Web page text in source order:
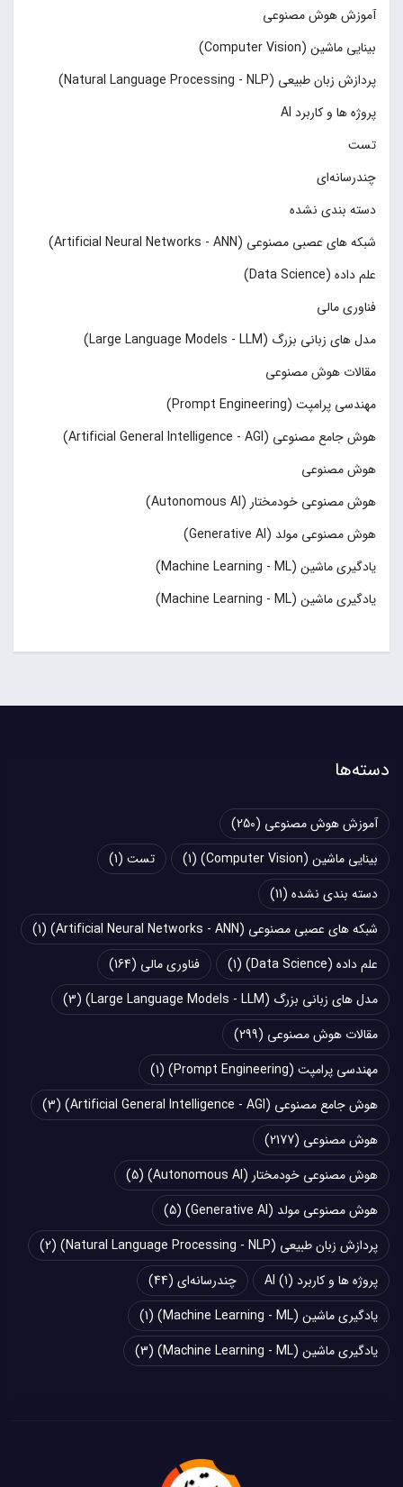
آموزش هوش مصنوعی
بینایی ماشین (Computer Vision)
پردازش زبان طبیعی (Natural Language Processing - NLP)
پروژه ها و کاربرد AI
تست
چند‌‌رسانه‌ای
دسته بندی نشده
شبکه های عصبی مصنوعی (Artificial Neural Networks - ANN)
علم داده (Data Science)
فناوری مالی
مدل های زبانی بزرگ (Large Language Models - LLM)
مقالات هوش مصنوعی
مهندسی پرامپت (Prompt Engineering)
هوش جامع مصنوعی (Artificial General Intelligence - AGI)
هوش مصنوعی
هوش مصنوعی خودمختار (Autonomous AI)
هوش مصنوعی مولد (Generative AI)
یادگیری ماشین (Machine Learning - ML)
یادگیری ماشین (Machine Learning - ML)
دسته‌ها
آموزش هوش مصنوعی (250)
بینایی ماشین (Computer Vision)
(1) تست (1)
دسته بندی نشده (11)
شبکه های عصبی مصنوعی (Artificial Neural Networks - ANN)
(1)
علم داده (Data Science)
(1) فناوری مالی (164)
مدل های زبانی بزرگ (Large Language Models - LLM)
(3)
مقالات هوش مصنوعی (299)
مهندسی پرامپت (Prompt Engineering)
(1)
هوش جامع مصنوعی (Artificial General Intelligence - AGI)
(3)
هوش مصنوعی (2177)
هوش مصنوعی خودمختار (Autonomous AI)
(5)
هوش مصنوعی مولد (Generative AI)
(5)
پردازش زبان طبیعی (Natural Language Processing - NLP)
(2)
پروژه ها و کاربرد AI (1) چند‌‌رسانه‌ای (44)
یادگیری ماشین (Machine Learning - ML)
(1)
یادگیری ماشین (Machine Learning - ML)
(3)